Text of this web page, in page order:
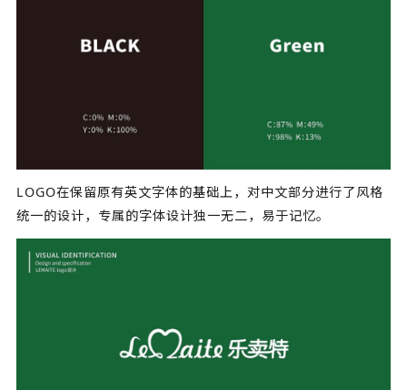
LOGO在保留原有英文字体的基础上，对中文部分进行了风格
统一的设计，专属的字体设计独一无二，易于记忆。